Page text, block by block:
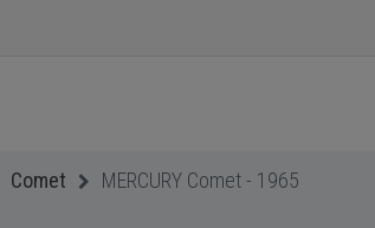
Comet MERCURY Comet - 1965